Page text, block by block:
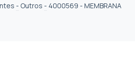
- Outros - 4000569 - MEMBRANA